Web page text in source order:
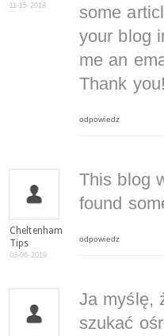
11-15-2018
some
your blog
me an
Thank you!
odpowiedz
Cheltenham
Tips
03-06-2019
This blog
found
odpowiedz
Ja myślę,
szukać